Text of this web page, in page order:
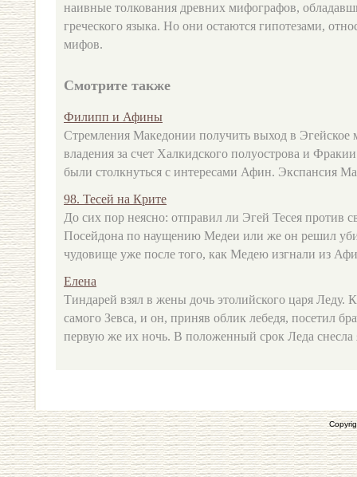
наивные толкования древних мифографов,
греческого языка. Но они остаются гипотезами,
мифов.
Смотрите также
Филипп и Афины
Стремления Македонии получить выход в Эгейское
владения за счет Халкидского полуострова и
были столкнуться с интересами Афин. Экспансия
98. Тесей на Крите
До сих пор неясно: отправил ли Эгей Тесея против
Посейдона по наущению Медеи или же он решил
чудовище уже после того, как Медею изгнали из
Елена
Тиндарей взял в жены дочь этолийского царя Леду.
самого Зевса, и он, приняв облик лебедя, посетил
первую же их ночь. В положенный срок Леда снесла